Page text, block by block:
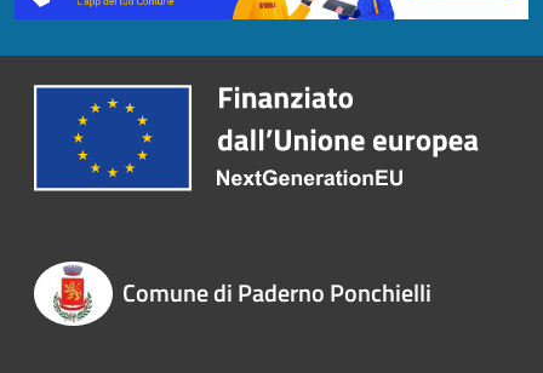
Comune di Paderno Ponchielli